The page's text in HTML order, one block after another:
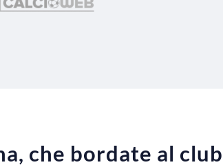
che bordate al club